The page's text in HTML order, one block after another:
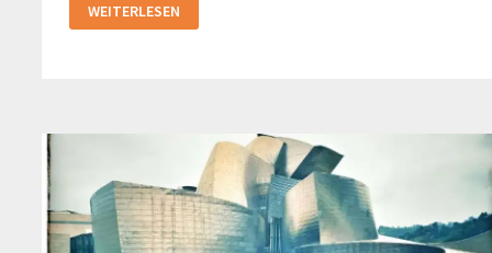
–
URLAUB
WEITERLESEN